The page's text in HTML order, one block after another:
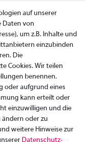
auf unserer
Daten von
um z.B. Inhalte und
einzubinden
Die
Cookies. Wir teilen
benennen.
oder aufgrund eines
kann erteilt oder
einzuwilligen und die
oder zu
weitere Hinweise zur
Daten­schutz­